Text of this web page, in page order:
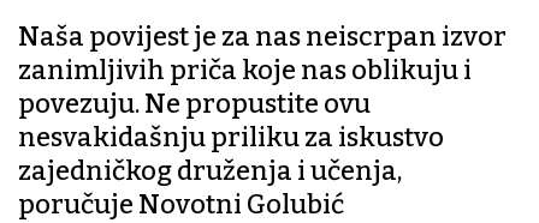
Naša povijest je za nas neiscrpan izvor
zanimljivih priča koje nas oblikuju i
povezuju. Ne propustite ovu
nesvakidašnju priliku za iskustvo
zajedničkog druženja i učenja,
poručuje Novotni Golubić